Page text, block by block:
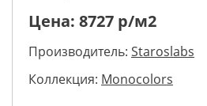
Цена: 8727 р/м2
Производитель: Staroslabs
Коллекция: Monocolors